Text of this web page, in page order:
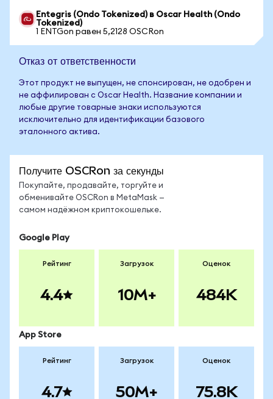
Entegris (Ondo Tokenized) в Oscar Health (Ondo
Tokenized)
1 ENTGon равен 5,2128 OSCRon
Отказ от ответственности
Этот продукт не выпущен, не спонсирован, не одобрен и
не аффилирован с Oscar Health. Название компании и
любые другие товарные знаки используются
исключительно для идентификации базового
эталонного актива.
Получите OSCRon за секунды
Покупайте, продавайте, торгуйте и
обменивайте OSCRon в MetaMask —
самом надёжном криптокошельке.
Google Play
Рейтинг
4.4
Загрузок
10M+
Оценок
484K
App Store
Рейтинг
4.7
Загрузок
50M+
Оценок
75.8K